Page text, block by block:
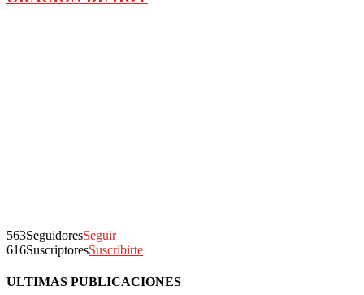
563SeguidoresSeguir
616SuscriptoresSuscribirte
ULTIMAS PUBLICACIONES